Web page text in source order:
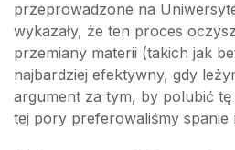
przeprowadzone na
wykazały, że ten proces
przemiany materii (takich jak
najbardziej efektywny, gdy
argument za tym, by polubić
tej pory preferowaliśmy spanie